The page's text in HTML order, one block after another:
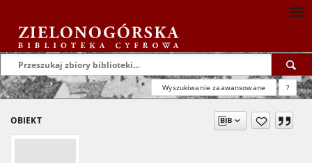
Wyszukiwanie zaawansowane ?
OBIEKT